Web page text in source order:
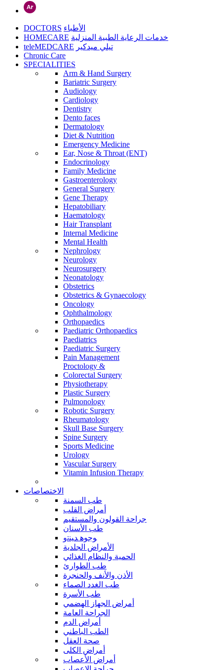
DOCTORS الأطباء
HOMECARE خدمات الرعاية الطبية المنزلية
teleMEDCARE تيلي ميدكير
Chronic Care
SPECIALITIES
Arm & Hand Surgery
Bariatric Surgery
Audiology
Cardiology
Dentistry
Dento faces
Dermatology
Diet & Nutrition
Emergency Medicine
Ear, Nose & Throat (ENT)
Endocrinology
Family Medicine
Gastroenterology
General Surgery
Gene Therapy
Hepatobiliary
Haematology
Hair Transplant
Internal Medicine
Mental Health
Nephrology
Neurology
Neurosurgery
Neonatology
Obstetrics
Obstetrics & Gynaecology
Oncology
Ophthalmology
Orthopaedics
Paediatric Orthopaedics
Paediatrics
Paediatric Surgery
Pain Management
Proctology &
Colorectal Surgery
Physiotherapy
Plastic Surgery
Pulmonology
Robotic Surgery
Rheumatology
Skull Base Surgery
Spine Surgery
Sports Medicine
Urology
Vascular Surgery
Vitamin Infusion Therapy
الاختصاصات
طب السمنة
أمراض القلب
جراحة القولون والمستقيم
طب الأسنان
ﻮﺟﻮﻫ ﺪﻴﻨﺗﻭ
الأمراض الجلدية
الحمية والنظام الغذائي
طب الطوارئ
الأذن والأنف والحنجرة
طب الغدد الصماء
طب الأسرة
أمراض الجهاز الهضمي
الجراحة العامة
أمراض الدم
الطب الباطني
صحة العقل
أمراض الكلى
أمراض الأعصاب